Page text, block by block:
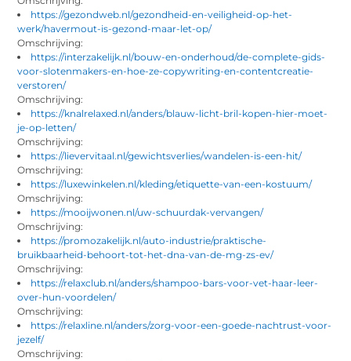
https://gezondweb.nl/gezondheid-en-veiligheid-op-het-
werk/havermout-is-gezond-maar-let-op/
Omschrijving:
https://interzakelijk.nl/bouw-en-onderhoud/de-complete-gids-
voor-slotenmakers-en-hoe-ze-copywriting-en-contentcreatie-
verstoren/
Omschrijving:
https://knalrelaxed.nl/anders/blauw-licht-bril-kopen-hier-moet-
je-op-letten/
Omschrijving:
https://lievervitaal.nl/gewichtsverlies/wandelen-is-een-hit/
Omschrijving:
https://luxewinkelen.nl/kleding/etiquette-van-een-kostuum/
Omschrijving:
https://mooijwonen.nl/uw-schuurdak-vervangen/
Omschrijving:
https://promozakelijk.nl/auto-industrie/praktische-
bruikbaarheid-behoort-tot-het-dna-van-de-mg-zs-ev/
Omschrijving:
https://relaxclub.nl/anders/shampoo-bars-voor-vet-haar-leer-
over-hun-voordelen/
Omschrijving:
https://relaxline.nl/anders/zorg-voor-een-goede-nachtrust-voor-
jezelf/
Omschrijving: